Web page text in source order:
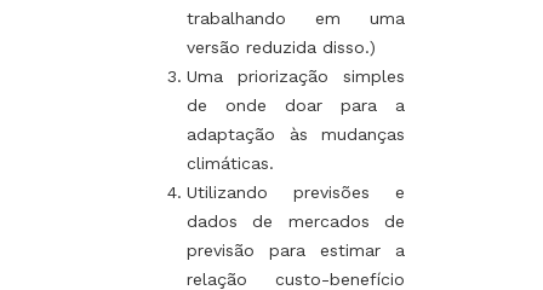
trabalhando em uma
versão reduzida disso.)
Uma priorização simples
de onde doar para a
adaptação às mudanças
climáticas.
Utilizando previsões e
dados de mercados de
previsão para estimar a
relação custo-benefício